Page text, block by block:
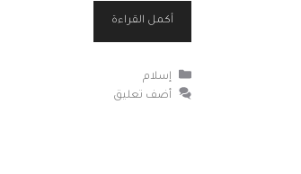
أكمل القراءة
التصنيفات
إسلام
أضف تعليق